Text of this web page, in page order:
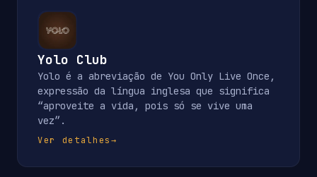
Yolo Club
Yolo é a abreviação de You Only Live Once,
expressão da língua inglesa que significa
“aproveite a vida, pois só se vive uma
vez”.
Ver detalhes→